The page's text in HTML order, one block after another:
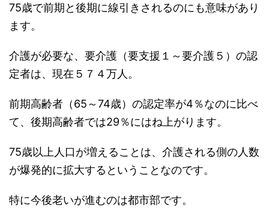
75歳で前期と後期に線引きされるのにも意味があり
ます。
介護が必要な、要介護（要支援１～要介護５）の認
定者は、現在５７４万人。
前期高齢者（65～74歳）の認定率が4％なのに比べ
て、後期高齢者では29％にはね上がります。
75歳以上人口が増えることは、介護される側の人数
が爆発的に拡大するということなのです。
特に今後老いが進むのは都市部です。